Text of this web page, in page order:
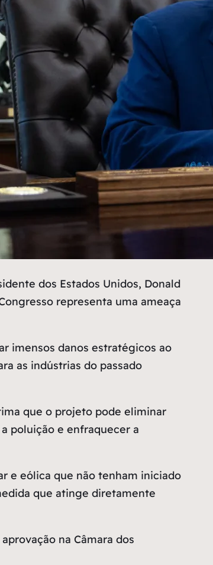
dos Estados Unidos, Donald
representa uma ameaça
imensos danos estratégicos ao
as indústrias do passado
que o projeto pode eliminar
poluição e enfraquecer a
e eólica que não tenham iniciado
que atinge diretamente
na Câmara dos